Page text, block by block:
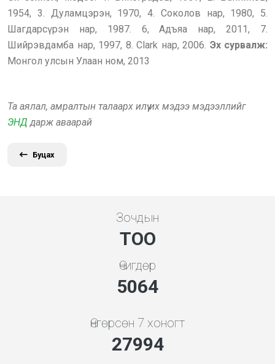
1954, 3. Дуламцэрэн, 1970, 4. Соколов нар, 1980, 5.
Шагдарсүрэн нар, 1987. 6, Адъяа нар, 2011, 7.
Шийрэвдамба нар, 1997, 8. Clark нар, 2006. Эх сурвалж:
Монгол улсын Улаан ном, 2013
Та аялал, амралтын талаарх илүү их мэдээ мэдээллийг
ЭНД дарж аваарай
Буцах
Зочдын
ТОО
Өчигдөр
5648
Өнгөрсөн 7 хоногт
31224